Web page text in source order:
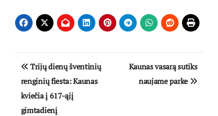
Navigacija
tarp
įrašų
Trijų dienų šventinių
renginių fiesta: Kaunas
kviečia į 617-ąjį
gimtadienį
Kaunas vasarą sutiks
naujame parke